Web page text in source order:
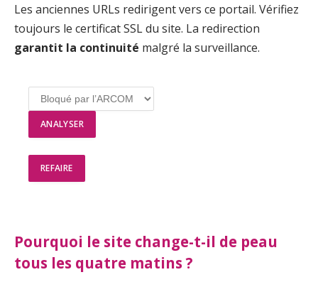
Les anciennes URLs redirigent vers ce portail. Vérifiez
toujours le certificat SSL du site. La redirection
garantit la continuité malgré la surveillance.
ANALYSER
REFAIRE
Pourquoi le site change-t-il de peau
tous les quatre matins ?